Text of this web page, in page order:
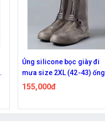
Ủng silicone bọc giày đi
mưa size 3XL (44-45) ống
cổ siêu cao 35cm, chống
155,000đ